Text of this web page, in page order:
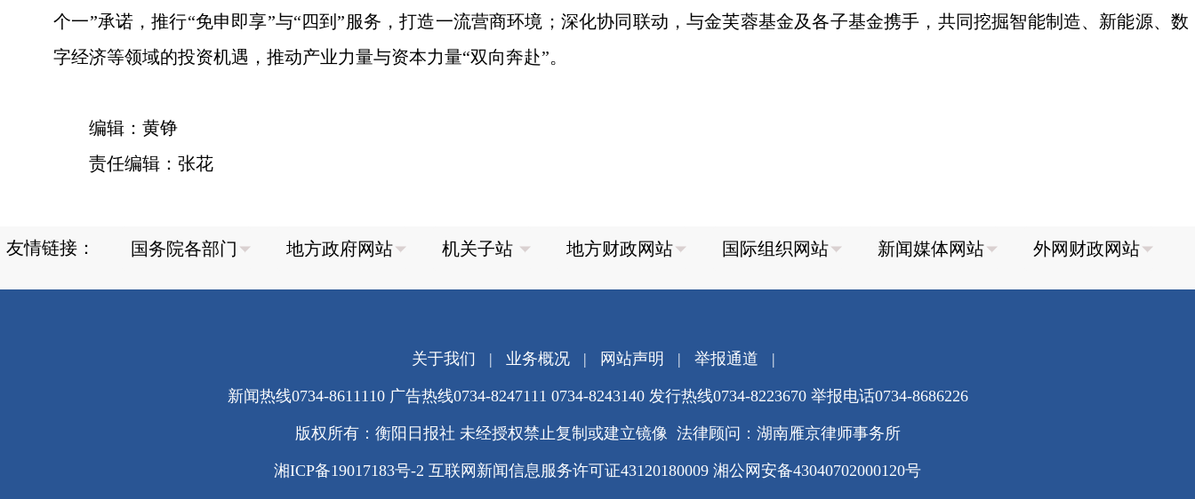
个一”承诺，推行“免申即享”与“四到”服务，打造一流营商环境；深化协同联动，与金芙蓉基金及各子基金携手，共同挖掘智能制造、新能源、数
字经济等领域的投资机遇，推动产业力量与资本力量“双向奔赴”。
编辑：黄铮
责任编辑：张花
友情链接：
关于我们 | 业务概况| 网站声明 | 举报通道 |
新闻热线0734-8611110 广告热线0734-8247111 0734-8243140 发行热线0734-8223670 举报电话0734-8686226
版权所有：衡阳日报社 未经授权禁止复制或建立镜像 法律顾问：湖南雁京律师事务所
湘ICP备19017183号-2 互联网新闻信息服务许可证43120180009 湘公网安备43040702000120号